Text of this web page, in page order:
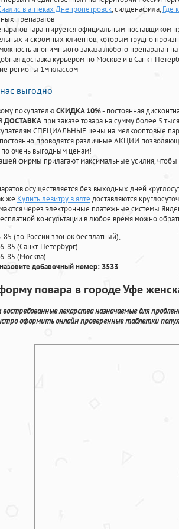
в аптеках Днепропетровск, силденафила, Где
препаратов
гарантируется официальным
и скромных клиентов, которым трудно
анонимныого заказа любого препаратан
доставка курьером по Москве и в Санкт-
регионы 1м классом
выгодно
покупателюСКИДКА 10%- постоянная
ДОСТАВКА при заказе товара на сумму более 5
СПЕЦИАЛЬНЫЕ цены на мелкооптовые
проводятся различные АКЦИИ
очень выгодным ценам!
фирмы прилагают максимальные усилия,
осуществляется без выходных дней
же Купить левитру в ялте доставляются
через электронные платежные системы
консультации в любое время можно
85 (по России звонок бесплатный),
85 (Санкт-Петербург)
85 (Москва)
добавочный номер: 3533
повара в городе Уфе
лекарства назначаемые для
оформить онлайн проверенные таблетки